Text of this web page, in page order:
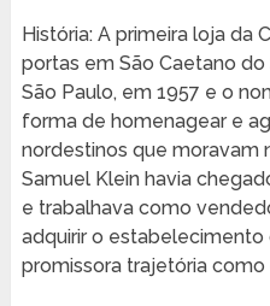
História: A primeira loja da
portas em São Caetano do
São Paulo, em 1957 e o
forma de homenagear e
nordestinos que moravam
Samuel Klein havia
e trabalhava como
adquirir o estabelecimento
promissora trajetória